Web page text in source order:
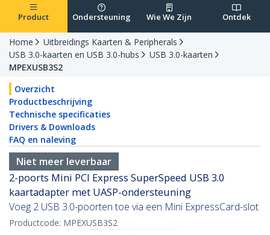
Product Ondersteuning Wie We Zijn Ontdek
Home
Uitbreidings Kaarten & Peripherals
USB 3.0-kaarten en USB 3.0-hubs
USB 3.0-kaarten
MPEXUSB3S2
Overzicht
Productbeschrijving
Technische specificaties
Drivers & Downloads
FAQ en naleving
Niet meer leverbaar
2-poorts Mini PCI Express SuperSpeed USB 3.0
kaartadapter met UASP-ondersteuning
Voeg 2 USB 3.0-poorten toe via een Mini ExpressCard-slot
Productcode: MPEXUSB3S2